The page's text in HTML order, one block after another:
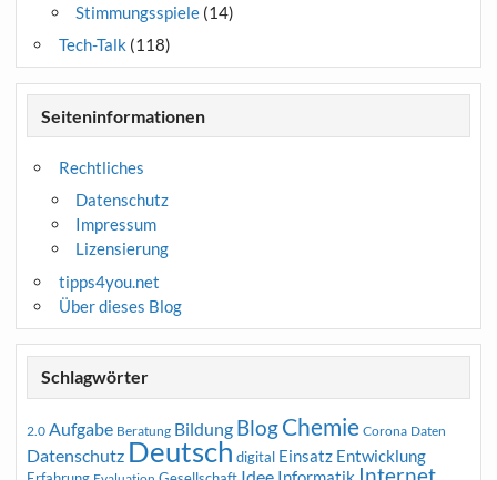
Stimmungsspiele(14)
Tech-Talk (118)
Seiteninformationen
Rechtliches
Datenschutz
Impressum
Lizensierung
tipps4you.net
Über dieses Blog
Schlagwörter
2.0 Aufgabe Beratung Bildung BlogChemie Corona Daten
Datenschutz Deutsch digital Einsatz Entwicklung